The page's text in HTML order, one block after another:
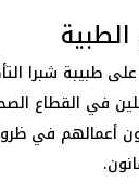
طبيبة شبرا
في القطاع
أعمالهم في